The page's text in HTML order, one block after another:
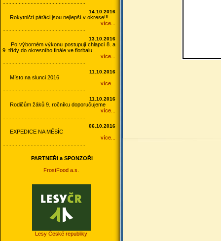
14.10.2016
Rokytničtí páťáci jsou nejlepší v okrese!!!
více...
13.10.2016
Po výborném výkonu postupují chlapci 8. a
9. třídy do okresního finále ve florbalu
více...
11.10.2016
Místo na slunci 2016
více...
11.10.2016
Rodičům žáků 9. ročníku doporučujeme
více...
06.10.2016
EXPEDICE NA MĚSÍC
více...
PARTNEŘI a SPONZOŘI
FrostFood a.s.
Lesy České republiky